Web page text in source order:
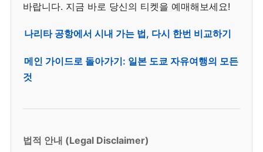
바랍니다. 지금 바로 당신의 티켓을 예매해보세요!
나리타 공항에서 시내 가는 법, 다시 한번 비교하기
메인 가이드로 돌아가기: 일본 도쿄 자유여행의 모든
것
법적 안내 (Legal Disclaimer)